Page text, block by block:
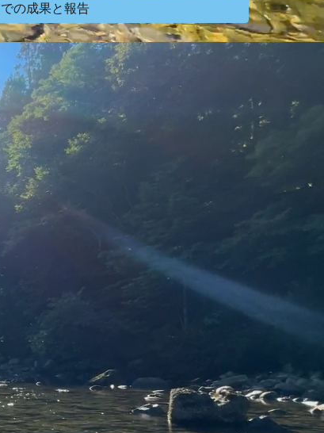
の成果と報告